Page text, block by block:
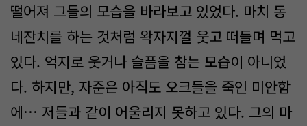
떨어져 그들의 모습을 바라보고 있었다. 마치 동
네잔치를 하는 것처럼 왁자지껄 웃고 떠들며 먹고
있다. 억지로 웃거나 슬픔을 참는 모습이 아니었
다. 하지만, 자준은 아직도 오크들을 죽인 미안함
에… 저들과 같이 어울리지 못하고 있다. 그의 마